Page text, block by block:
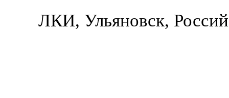
ЛКИ, Ульяновск,